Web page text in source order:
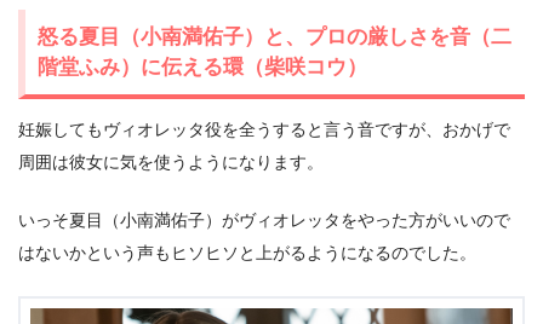
怒る夏目（小南満佑子）と、プロの厳しさを音（二
階堂ふみ）に伝える環（柴咲コウ）
妊娠してもヴィオレッタ役を全うすると言う音ですが、おかげで
周囲は彼女に気を使うようになります。
いっそ夏目（小南満佑子）がヴィオレッタをやった方がいいので
はないかという声もヒソヒソと上がるようになるのでした。